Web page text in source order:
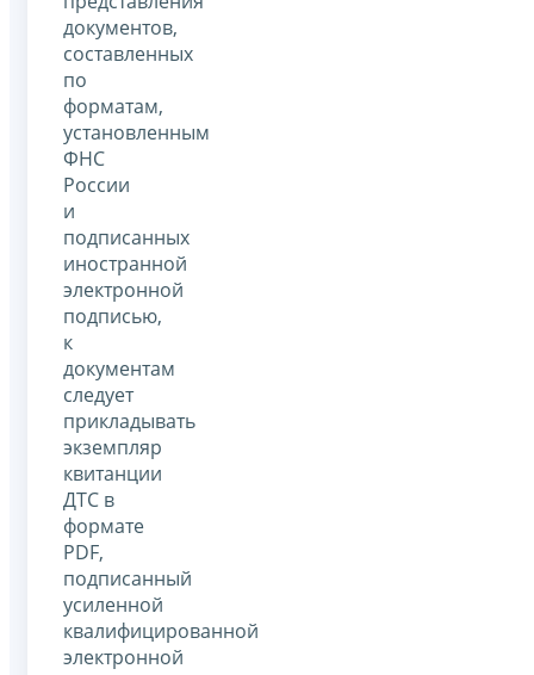
документов,
составленных
по
форматам,
установленным
ФНС
России
и
подписанных
иностранной
электронной
подписью,
к
документам
следует
прикладывать
экземпляр
квитанции
ДТС в
формате
PDF,
подписанный
усиленной
квалифицированной
электронной